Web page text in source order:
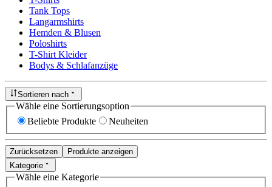
Tank Tops
Langarmshirts
Hemden & Blusen
Poloshirts
T-Shirt Kleider
Bodys & Schlafanzüge
Sortieren nach
Wähle eine Sortierungsoption
Beliebte Produkte
Neuheiten
Zurücksetzen
Produkte anzeigen
Kategorie
Wähle eine Kategorie